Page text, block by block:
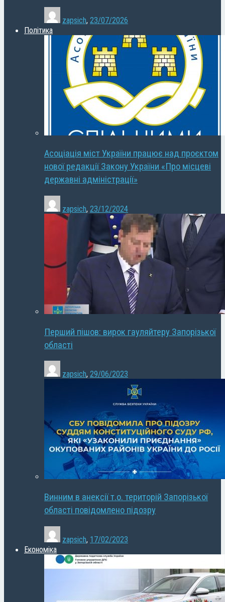
zapsich, 23/07/2026
Політика
Асоціація міст України працює над проєктом
нової редакції Закону України «Про місцеві
державні адміністрації»
zapsich, 23/12/2024
Перший пішов: вирок гауляйтеру Запорізької
області
zapsich, 29/06/2023
Винним в анексії т.о. територій Запорізької
області повідомлено підозру
zapsich, 17/02/2023
Економіка